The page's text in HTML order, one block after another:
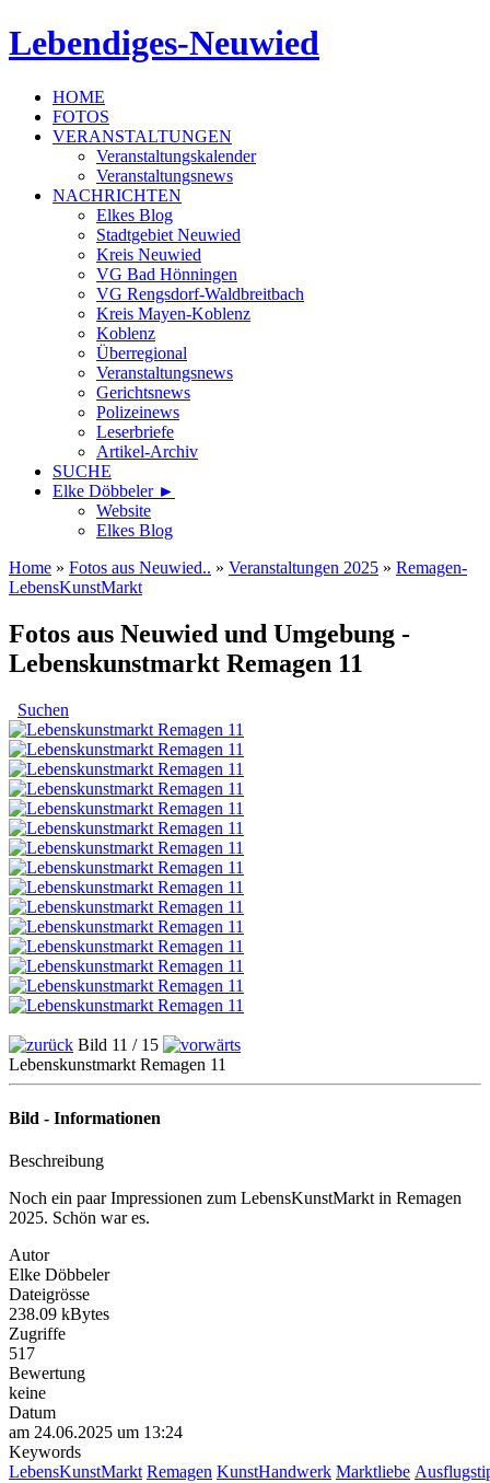
Lebendiges-Neuwied
HOME
FOTOS
VERANSTALTUNGEN
Veranstaltungskalender
Veranstaltungsnews
NACHRICHTEN
Elkes Blog
Stadtgebiet Neuwied
Kreis Neuwied
VG Bad Hönningen
VG Rengsdorf-Waldbreitbach
Kreis Mayen-Koblenz
Koblenz
Überregional
Veranstaltungsnews
Gerichtsnews
Polizeinews
Leserbriefe
Artikel-Archiv
SUCHE
Elke Döbbeler ►
Website
Elkes Blog
Home » Fotos aus Neuwied.. » Veranstaltungen 2025 » Remagen-
LebensKunstMarkt
Fotos aus Neuwied und Umgebung -
Lebenskunstmarkt Remagen 11
Suchen
Bild 11 / 15
Lebenskunstmarkt Remagen 11
Bild - Informationen
Beschreibung
Noch ein paar Impressionen zum LebensKunstMarkt in Remagen
2025. Schön war es.
Autor
Elke Döbbeler
Dateigrösse
238.09 kBytes
Zugriffe
517
Bewertung
keine
Datum
am 24.06.2025 um 13:24
Keywords
LebensKunstMarkt Remagen KunstHandwerk Marktliebe